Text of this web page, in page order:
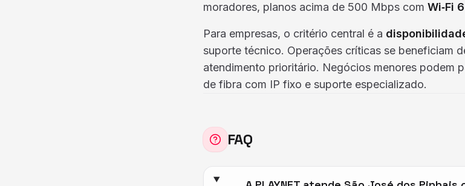
moradores, planos acima de 500 Mbps com Wi‑Fi 6
Para empresas, o critério central é a
suporte técnico. Operações críticas se beneficiam
atendimento prioritário. Negócios menores podem
de fibra com IP fixo e suporte especializado.
FAQ